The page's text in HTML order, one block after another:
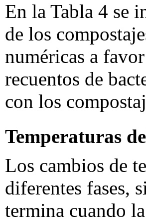
En la Tabla 4 se
de los
numéricas a
recuentos de
con los
Temperaturas
Los cambios de
diferentes fases,
termina cuando